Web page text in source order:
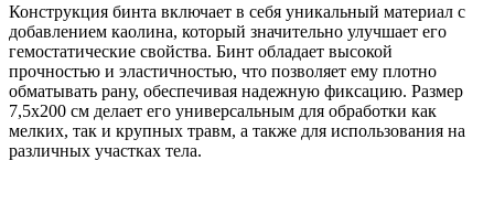
Конструкция бинта включает в себя уникальный материал с
добавлением каолина, который значительно улучшает его
гемостатические свойства. Бинт обладает высокой
прочностью и эластичностью, что позволяет ему плотно
обматывать рану, обеспечивая надежную фиксацию. Размер
7,5х200 см делает его универсальным для обработки как
мелких, так и крупных травм, а также для использования на
различных участках тела.